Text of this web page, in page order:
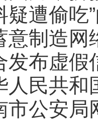
疑遭偷吃
意制造网
发布虚假
人民共
市公安局